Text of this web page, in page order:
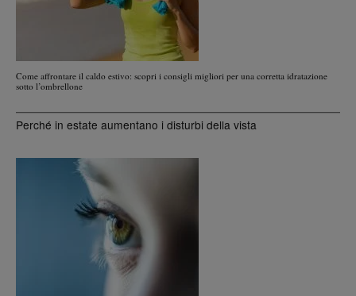
Come affrontare il caldo estivo: scopri i consigli migliori per una corretta idratazione
sotto l’ombrellone
Perché in estate aumentano i disturbi della vista